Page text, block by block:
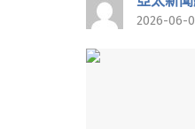
2026-06-